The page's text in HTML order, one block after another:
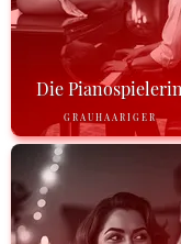
Die
GRAUHAARIGER